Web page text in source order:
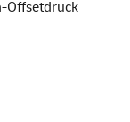
Offsetdruck